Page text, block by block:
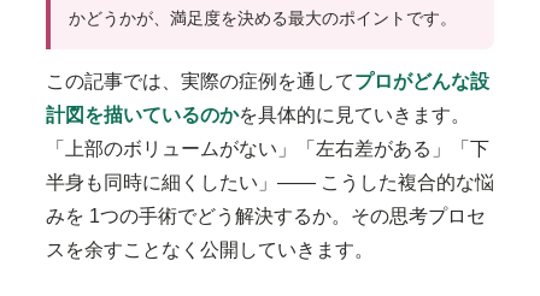
かどうかが、満足度を決める最大のポイントです。
この記事では、実際の症例を通してプロがどんな設
計図を描いているのかを具体的に見ていきます。
「上部のボリュームがない」「左右差がある」「下
半身も同時に細くしたい」—— こうした複合的な悩
みを 1つの手術でどう解決するか。その思考プロセ
スを余すことなく公開していきます。